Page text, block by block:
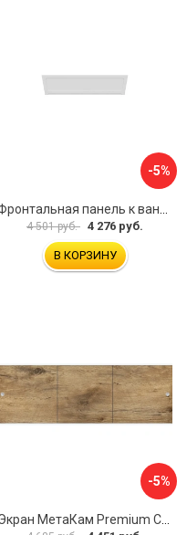
-5%
4 501 руб. 4 276 руб.
В КОРЗИНУ
-5%
Экран МетаКам Premium Collection 4650208860133